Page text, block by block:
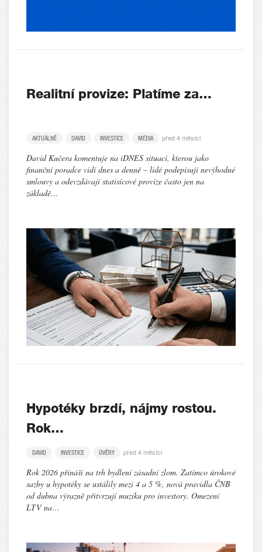
Realitní provize: Platíme za…
AKTUÁLNĚ DAVID INVESTICE MÉDIA před 4 měsíci
David Kučera komentuje na iDNES situaci, kterou jako
finanční poradce vidí dnes a denně – lidé podepisují nevýhodné
smlouvy a odevzdávají statisícové provize často jen na
základě…
Hypotéky brzdí, nájmy rostou.
Rok…
DAVID INVESTICE ÚVĚRY před 4 měsíci
Rok 2026 přináší na trh bydlení zásadní zlom. Zatímco úrokové
sazby u hypotéky se ustálily mezi 4 a 5 %, nová pravidla ČNB
od dubna výrazně přitvrzují muziku pro investory. Omezení
LTV na…